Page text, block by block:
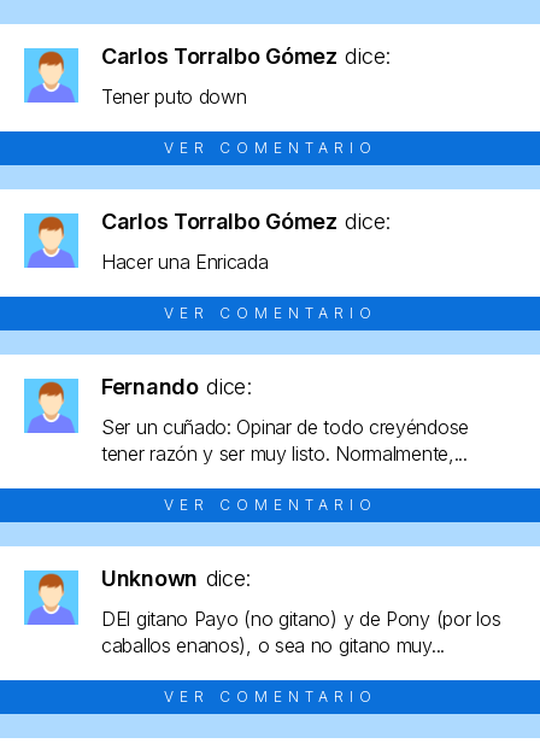
Carlos Torralbo Gómez dice:
Tener puto down
VER COMENTARIO
Carlos Torralbo Gómez dice:
Hacer una Enricada
VER COMENTARIO
Fernando dice:
Ser un cuñado: Opinar de todo creyéndose
tener razón y ser muy listo. Normalmente,...
VER COMENTARIO
Unknown dice:
DEl gitano Payo (no gitano) y de Pony (por los
caballos enanos), o sea no gitano muy...
VER COMENTARIO